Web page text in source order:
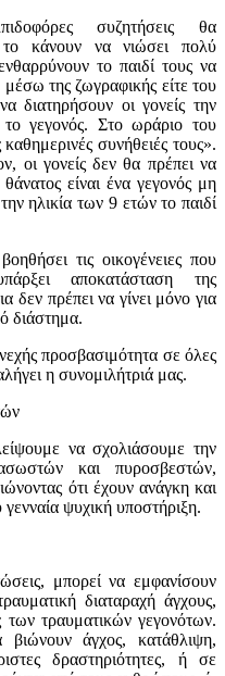
συζητήσεις θα
κάνουν να νιώσει πολύ
το παιδί τους να
της ζωγραφικής είτε του
διατηρήσουν οι γονείς την
το γεγονός. Στο ωράριο του
συνήθειές τους».
οι γονείς δεν θα πρέπει να
είναι ένα γεγονός μη
ηλικία των 9 ετών το παιδί
τις οικογένειες που
αποκατάσταση της
δεν πρέπει να γίνει μόνο για
διάστημα.
προσβασιμότητα σε όλες
η συνομιλήτριά μας.
να σχολιάσουμε την
και πυροσβεστών,
ότι έχουν ανάγκη και
ψυχική υποστήριξη.
μπορεί να εμφανίσουν
διαταραχή άγχους,
των τραυματικών γεγονότων.
άγχος, κατάθλιψη,
δραστηριότητες, ή σε